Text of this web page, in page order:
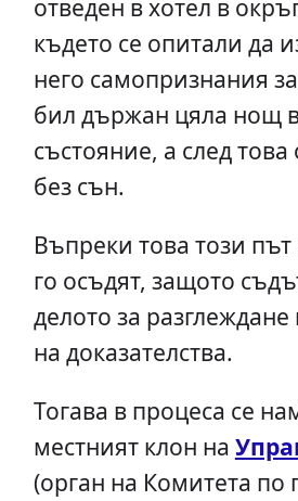
отведен в хотел в
където се опитали да
него самопризнания
бил държан цяла нощ
състояние, а след
без сън.
Въпреки това този път
го осъдят, защото
делото за
на доказателства.
Тогава в процеса се
местният клон на
(орган на Комитета по